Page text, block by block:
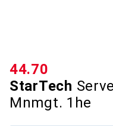
StarTech
Mnmgt. 1he
CHF
44.70